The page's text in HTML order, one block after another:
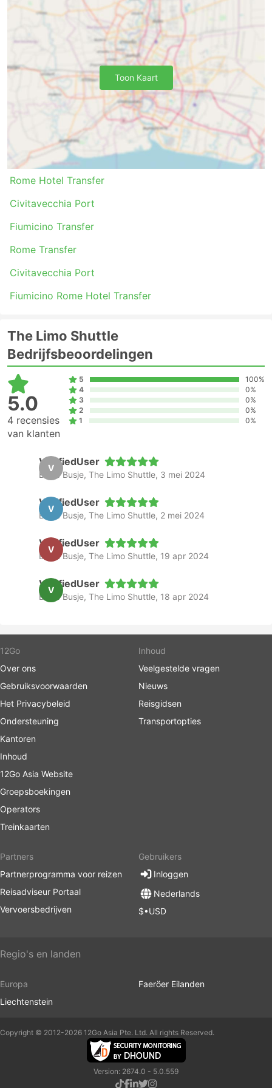
Vraag dit na bij je vervoerder voordat je je ticket
koopt, anders kan je veel langer dan verwacht
moeten wachten tot het busje vol is.
Niet elke chauffeur houdt zich aan de
verkeersregels. Sommige bedrijven installeren
snelheidscontrole-eenheden op hun voertuigen,
maar het komt niet zelden voor dat dit apparaat
de hele rit piept terwijl de bestuurder er niet op
let. Vergeet niet je veiligheidsgordel om te doen
als je met een busje reist. Houd er wel rekening
mee dat je soms goed moet zoeken om de
veiligheidsgordel te vinden.
Voor wie gevoelig is voor reisziekte is er een
je reis met een minibusje in, vooral als je route
groter dat je je reisziek voelt dan in een bus.
Rome Hotel Transfer
Civitavecchia Port
Fiumicino Transfer
Rome Transfer
Civitavecchia Port
Fiumicino Rome Hotel Transfer
Toon Kaart
The Limo Shuttle
Bedrijfsbeoordelingen
V
VerifiedUser
Busje Busje, The Limo Shuttle, 3 mei 2024
V
VerifiedUser
Busje Busje, The Limo Shuttle, 2 mei 2024
V
VerifiedUser
Busje Busje, The Limo Shuttle, 19 apr 2024
V
VerifiedUser
Busje Busje, The Limo Shuttle, 18 apr 2024
5.0
4 recensies
van klanten
5
100%
4
0%
3
0%
2
0%
1
0%
12Go
Over ons
Gebruiksvoorwaarden
Het Privacybeleid
Ondersteuning
Kantoren
Inhoud
12Go Asia Website
Groepsboekingen
Operators
Treinkaarten
Inhoud
Veelgestelde vragen
Nieuws
Reisgidsen
Transportopties
Partners
Partnerprogramma voor reizen
Reisadviseur Portaal
Vervoersbedrijven
Gebruikers
Inloggen
Nederlands
$•USD
Regio's en landen
Europa
Liechtenstein
Faeröer Eilanden
Copyright © 2012-2026 12Go Asia Pte. Ltd. All rights Reserved.
Version: 2674.0 - 5.0.559